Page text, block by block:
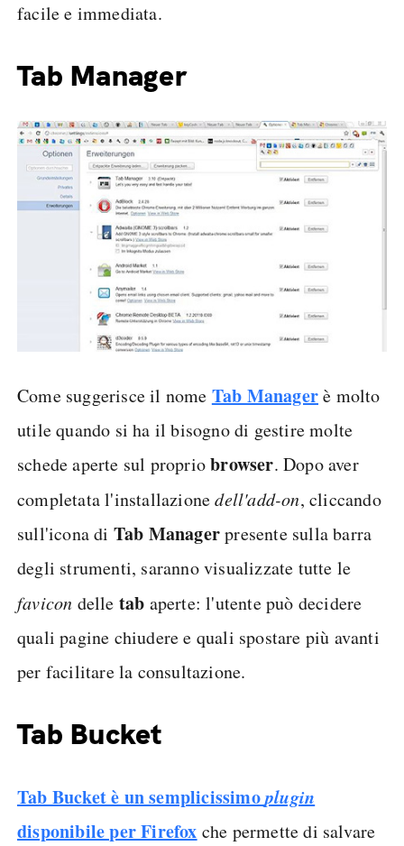
facile e immediata.
Tab Manager
Come suggerisce il nome Tab Managerè molto
utile quando si ha il bisogno di gestire molte
schede aperte sul propriobrowser. Dopo aver
completata l'installazionedell'add-on, cliccando
sull'icona di Tab Managerpresente sulla barra
degli strumenti, saranno visualizzate tutte le
favicon delle tab aperte: l'utente può decidere
quali pagine chiudere e quali spostare più avanti
per facilitare la consultazione.
Tab Bucket
Tab Bucket è un semplicissimoplugin
disponibile per Firefox che permette di salvare